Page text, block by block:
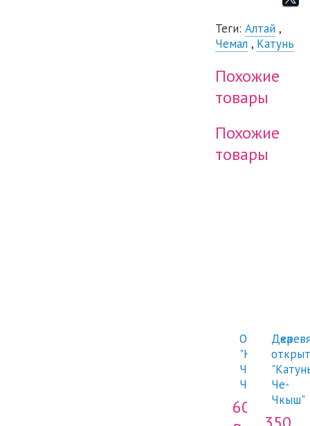
Теги: Алтай ,
Чемал , Катунь
Похожие
товары
Похожие
товары
Открытка
"Катунь.
Че-
Чкыш"
60
Че-
Чкыш"